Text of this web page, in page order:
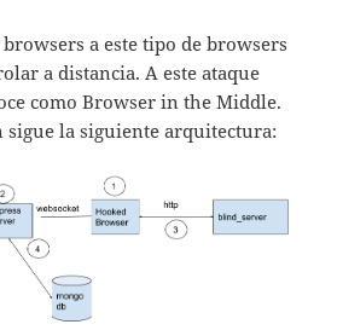
a este tipo de browsers
a distancia. A este ataque
como Browser in the Middle.
sigue la siguiente arquitectura: